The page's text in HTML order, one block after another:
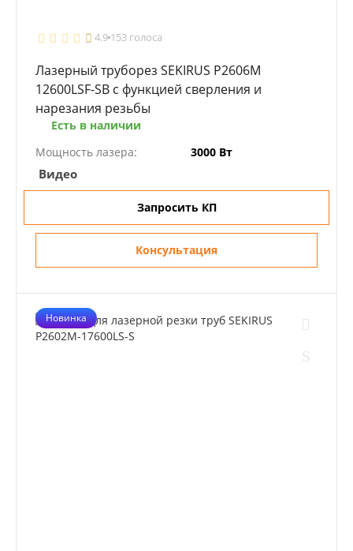
4.9 153 голоса
Лазерный труборез SEKIRUS P2606M
12600LSF-SВ с функцией сверления и
нарезания резьбы
Есть в наличии
Мощность лазера:
3000 Вт
Видео
Запросить КП
Консультация
Новинка